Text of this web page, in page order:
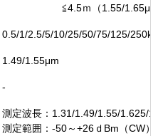
≦4.5ｍ（1.55/1.65μｍ
0.5/1/2.5/5/10/25/50/75/125/
1.49/1.55μm
-
測定波長：1.31/1.49/1.55/1.625/
測定範囲：-50～+26ｄBm（CW）